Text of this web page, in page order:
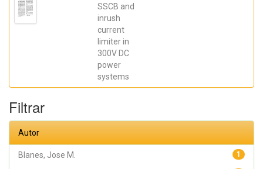
SSCB and
inrush
current
limiter in
300V DC
power
systems
Filtrar
Autor
1
Blanes, Jose M.